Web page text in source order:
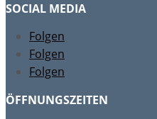
SOCIAL MEDIA
Folgen
Folgen
Folgen
ÖFFNUNGSZEITEN